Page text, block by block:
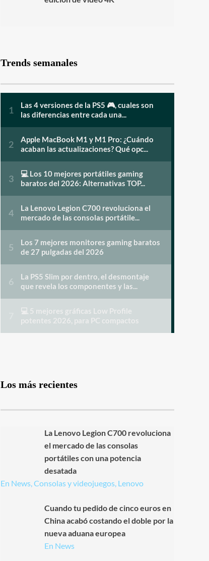
Trends semanales
Los más recientes
La Lenovo Legion C700 revoluciona
el mercado de las consolas
portátiles con una potencia
desatada
En News, Consolas y videojuegos, Lenovo
Cuando tu pedido de cinco euros en
China acabó costando el doble por la
nueva aduana europea
En News